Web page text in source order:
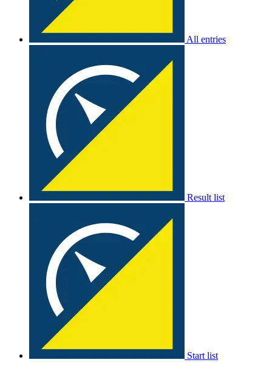
All entries
Result list
Start list